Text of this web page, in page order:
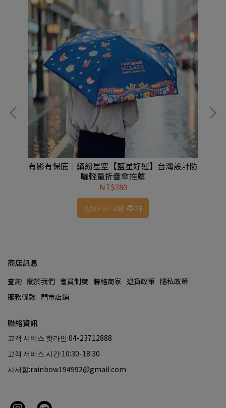
有影有保庇｜繽紛星空【藍星好運】台灣設計防
曬輕量折疊傘推薦
NT$780
장바구니에 추가
商店訊息
查詢 關於我們 會員制度 聯絡商家 退貨政策 隱私政策
服務條款 門市店鋪
聯絡資訊
고객 서비스 핫라인:04-23712888
고객 서비스 시간:10:30-18:30
사서함:rainbow194992@gmail.com